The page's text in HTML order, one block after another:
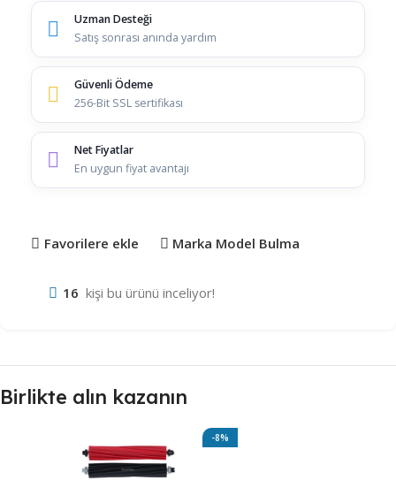
Uzman Desteği
Satış sonrası anında yardım
Güvenli Ödeme
256-Bit SSL sertifikası
Net Fiyatlar
En uygun fiyat avantajı
Favorilere ekle Marka Model Bulma
16 kişi bu ürünü inceliyor!
Birlikte alın kazanın
-8%